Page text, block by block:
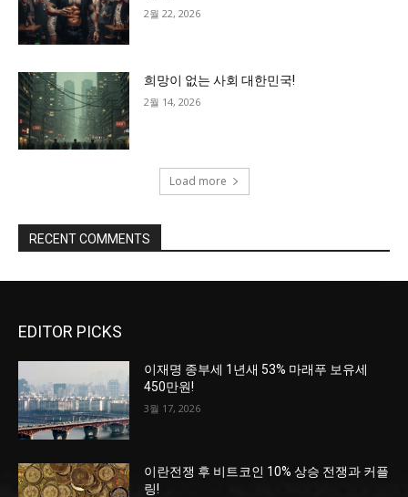
2월 22, 2026
희망이 없는 사회 대한민국!
2월 14, 2026
Load more
RECENT COMMENTS
EDITOR PICKS
이재명 종부세 1년새 53% 마래푸 보유세
450만원!
3월 17, 2026
이란전쟁 후 비트코인 10% 상승 전쟁과 커플
링!